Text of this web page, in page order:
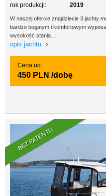
rok produkcji:
2019
W naszej ofercie znajdziecie 3 jachty
bardzo bogatym i komfortowym
wysokość stania...
opis jachtu
Cena od
450 PLN /dobę
BEZ PATENTU